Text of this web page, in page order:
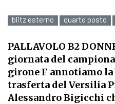
blitz esterno quarto posto
PALLAVOLO B2
giornata del
girone F annotiamo
trasferta del Versilia
Alessandro Bigicchi